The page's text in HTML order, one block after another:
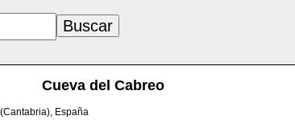
Cueva del Cabreo
España